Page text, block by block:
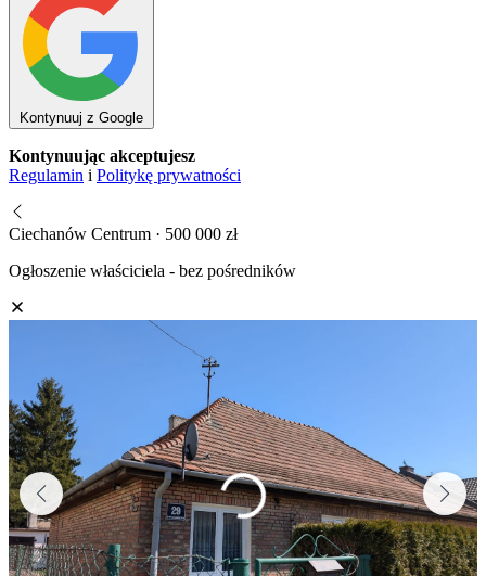
Kontynuuj z Google
Kontynuując akceptujesz
Regulamin i Politykę prywatności
Ciechanów Centrum · 500 000 zł
Ogłoszenie właściciela - bez pośredników